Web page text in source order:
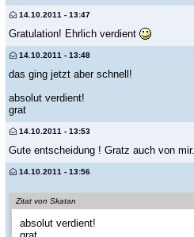
14.10.2011 - 13:47
Gratulation! Ehrlich verdient
14.10.2011 - 13:48
das ging jetzt aber schnell!
absolut verdient!
grat
14.10.2011 - 13:53
Gute entscheidung ! Gratz auch von mir.
14.10.2011 - 13:56
Zitat von Skatan
absolut verdient!